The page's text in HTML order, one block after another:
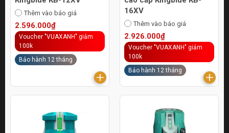
Thêm vào báo giá
2.596.000₫
Voucher "VUAXANH" giảm
100k
Bảo hành 12 tháng
16XV
Thêm vào báo giá
2.926.000₫
Voucher "VUAXANH" giảm
100k
Bảo hành 12 tháng